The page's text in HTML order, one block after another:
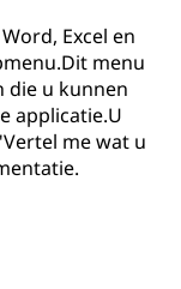
Excel en
menu
die u kunnen
applicatie.U
me wat u